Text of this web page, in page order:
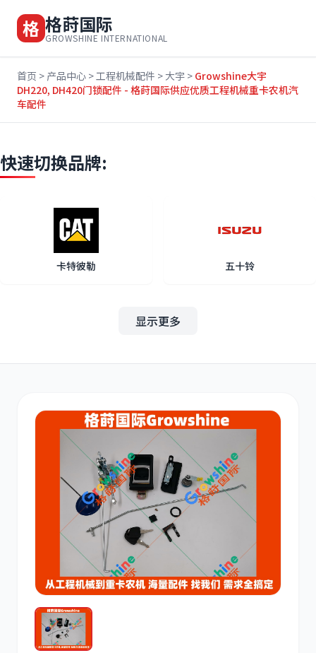
格 格莳国际
GROWSHINE INTERNATIONAL
首页 > 产品中心 >工程机械配件 > 大宇 > Growshine大宇
DH220, DH420门锁配件 - 格莳国际供应优质工程机械重卡农机汽
车配件
快速切换品牌:
卡特彼勒 五十铃
其他 小松
沃尔沃 康明斯
日立 久保田
显示更多